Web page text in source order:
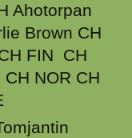
Ahotorpan
Brown CH
FIN CH
CH NOR CH